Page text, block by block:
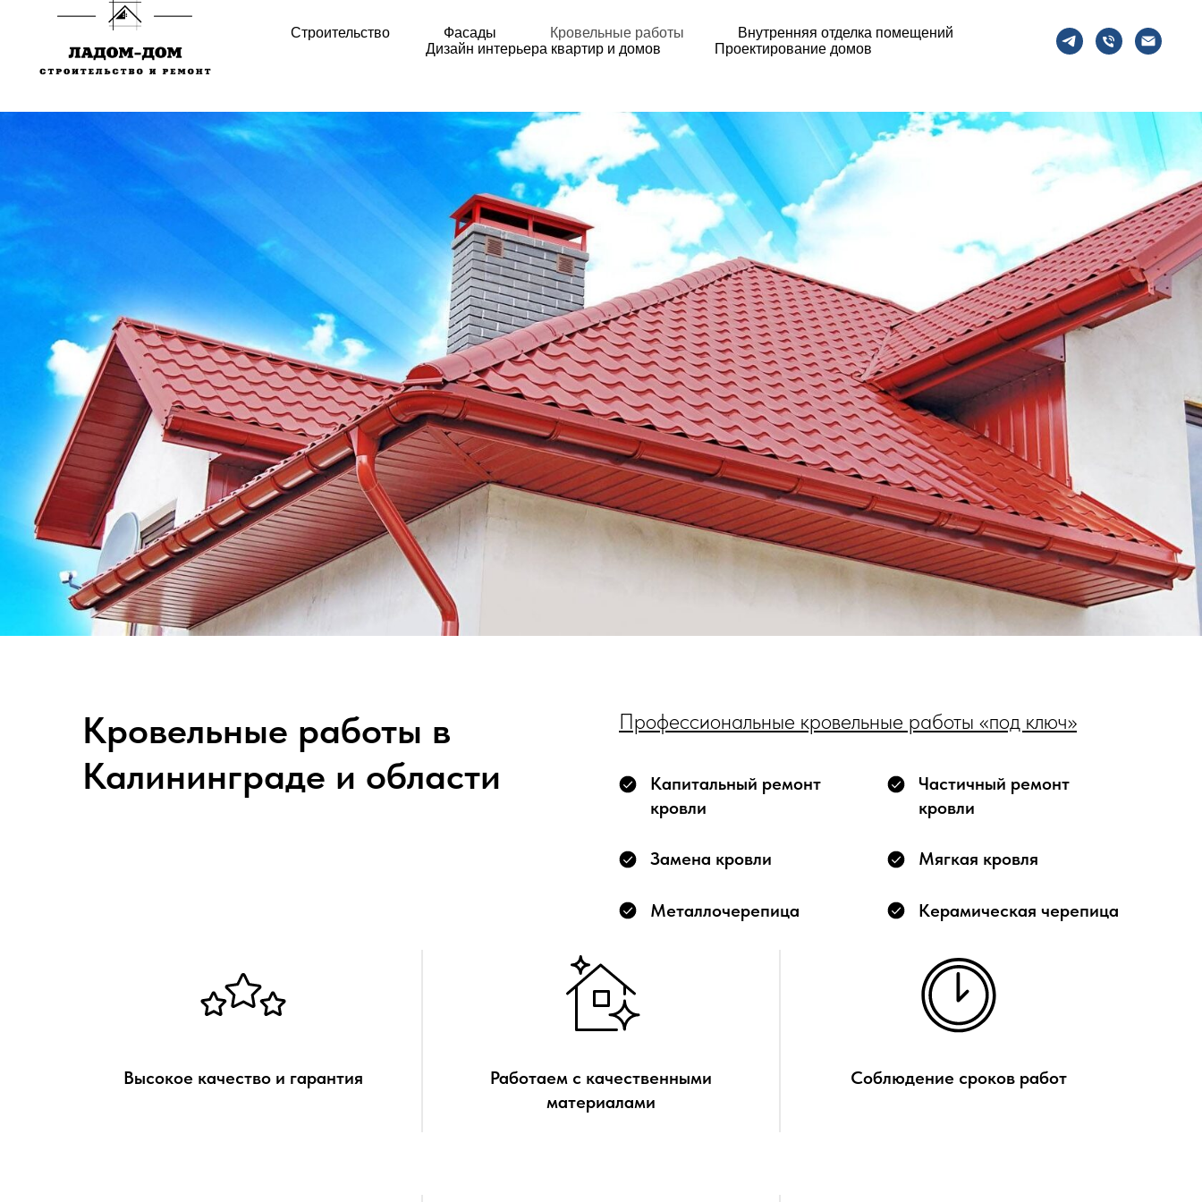
Строительство Фасады Кровельные работы
Внутренняя отделка помещений
Дизайн интерьера квартир и домов
Проектирование домов
Кровельные работы в
Калининграде и области
Профессиональные кровельные работы «под ключ»
Капитальный ремонт
кровли
Частичный ремонт
кровли
Замена кровли Мягкая кровля
Металлочерепица Керамическая черепица
Высокое качество и гарантия
Работаем с качественными
материалами
Соблюдение сроков работ